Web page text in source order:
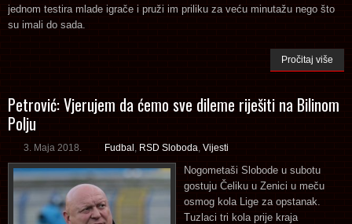
jednom testira mlade igrače i pruži im priliku za veću minutažu nego što
su imali do sada.
Pročitaj više
Petrović: Vjerujem da ćemo sve dileme riješiti na Bilinom
Polju
3. Maja 2018. Fudbal RSD Sloboda Vijesti
Nogometaši Slobode u subotu
gostuju Čeliku u Zenici u meču
osmog kola Lige za opstanak.
Tuzlaci tri kola prije kraja